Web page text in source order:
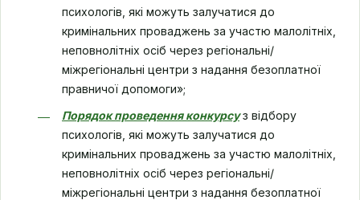
психологів, які можуть залучатися до
кримінальних проваджень за участю малолітніх,
неповнолітніх осіб через регіональні/
міжрегіональні центри з надання безоплатної
правничої допомоги»;
Порядок проведення конкурсуз відбору
психологів, які можуть залучатися до
кримінальних проваджень за участю малолітніх,
неповнолітніх осіб через регіональні/
міжрегіональні центри з надання безоплатної